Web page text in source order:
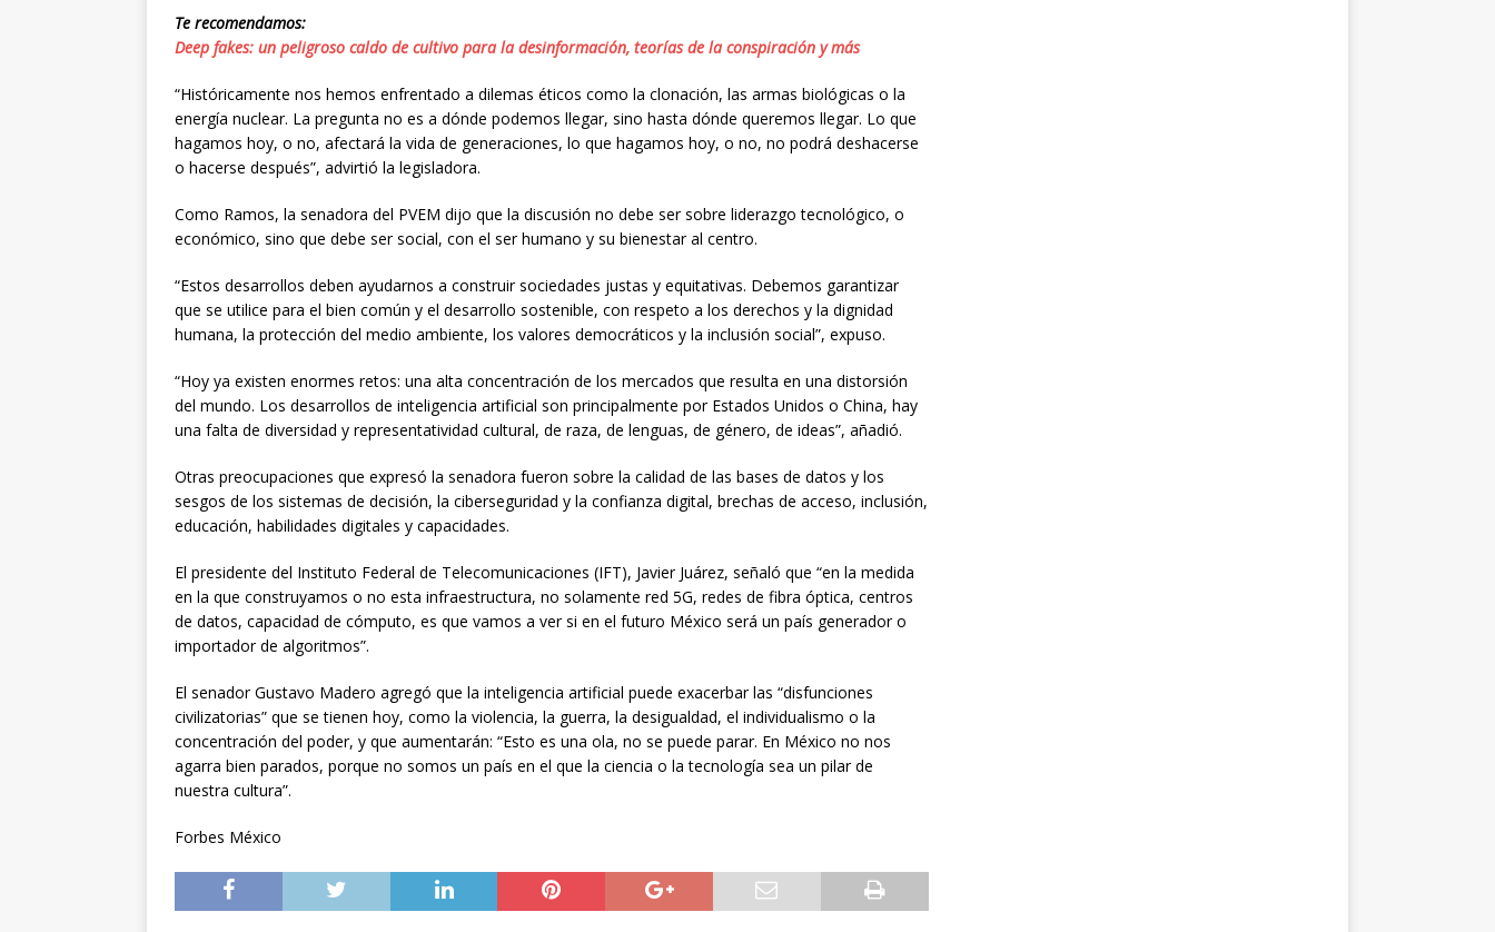
Te recomendamos:
Deep fakes: un peligroso caldo de cultivo para la desinformación, teorías de la conspiración y más
“Históricamente nos hemos enfrentado a dilemas éticos como la clonación, las armas biológicas o la
energía nuclear. La pregunta no es a dónde podemos llegar, sino hasta dónde queremos llegar. Lo que
hagamos hoy, o no, afectará la vida de generaciones, lo que hagamos hoy, o no, no podrá deshacerse
o hacerse después”, advirtió la legisladora.
Como Ramos, la senadora del PVEM dijo que la discusión no debe ser sobre liderazgo tecnológico, o
económico, sino que debe ser social, con el ser humano y su bienestar al centro.
“Estos desarrollos deben ayudarnos a construir sociedades justas y equitativas. Debemos garantizar
que se utilice para el bien común y el desarrollo sostenible, con respeto a los derechos y la dignidad
humana, la protección del medio ambiente, los valores democráticos y la inclusión social”, expuso.
“Hoy ya existen enormes retos: una alta concentración de los mercados que resulta en una distorsión
del mundo. Los desarrollos de inteligencia artificial son principalmente por Estados Unidos o China, hay
una falta de diversidad y representatividad cultural, de raza, de lenguas, de género, de ideas”, añadió.
Otras preocupaciones que expresó la senadora fueron sobre la calidad de las bases de datos y los
sesgos de los sistemas de decisión, la ciberseguridad y la confianza digital, brechas de acceso, inclusión,
educación, habilidades digitales y capacidades.
El presidente del Instituto Federal de Telecomunicaciones (IFT), Javier Juárez, señaló que “en la medida
en la que construyamos o no esta infraestructura, no solamente red 5G, redes de fibra óptica, centros
de datos, capacidad de cómputo, es que vamos a ver si en el futuro México será un país generador o
importador de algoritmos”.
El senador Gustavo Madero agregó que la inteligencia artificial puede exacerbar las “disfunciones
civilizatorias” que se tienen hoy, como la violencia, la guerra, la desigualdad, el individualismo o la
concentración del poder, y que aumentarán: “Esto es una ola, no se puede parar. En México no nos
agarra bien parados, porque no somos un país en el que la ciencia o la tecnología sea un pilar de
nuestra cultura”.
Forbes México